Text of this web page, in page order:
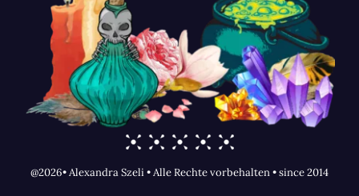
@2026• Alexandra Szeli • Alle Rechte vorbehalten • since 2014